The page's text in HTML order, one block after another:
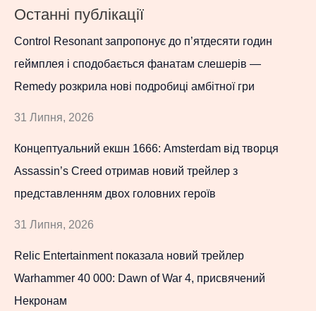
Останні публікації
Control Resonant запропонує до п’ятдесяти годин
геймплея і сподобається фанатам слешерів —
Remedy розкрила нові подробиці амбітної гри
31 Липня, 2026
Концептуальний екшн 1666: Amsterdam від творця
Assassin’s Creed отримав новий трейлер з
представленням двох головних героїв
31 Липня, 2026
Relic Entertainment показала новий трейлер
Warhammer 40 000: Dawn of War 4, присвячений
Некронам